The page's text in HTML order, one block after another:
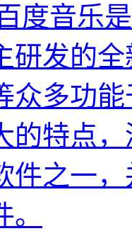
度音乐
研发的
众多功
的特点
件之一